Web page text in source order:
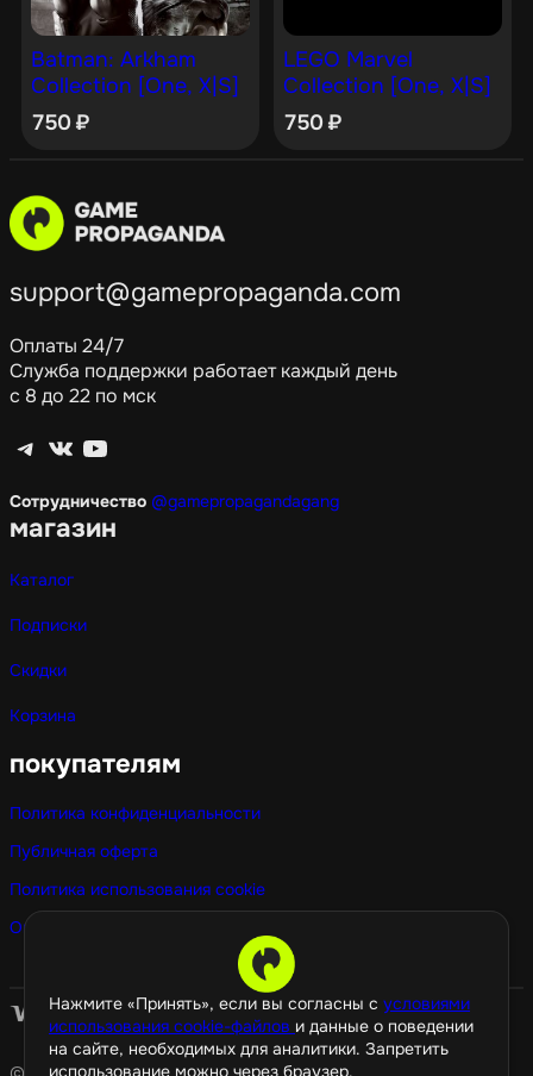
Нажмите «Принять», если вы согласны с условиями
использования cookie-файлов и данные о поведении
на сайте, необходимых для аналитики. Запретить
использование можно через браузер.
Batman: Arkham
Collection [One, X|S]
750₽
LEGO Marvel
Collection [One, X|S]
750₽
support@gamepropaganda.com
Оплаты 24/7
Служба поддержки работает каждый день
с 8 до 22 по мск
Telegram ВКонтакте YouTube
Сотрудничество @gamepropagandagang
магазин
Каталог
Подписки
Скидки
Корзина
покупателям
Политика конфиденциальности
Публичная оферта
Политика использования cookie
Оптовые покупки